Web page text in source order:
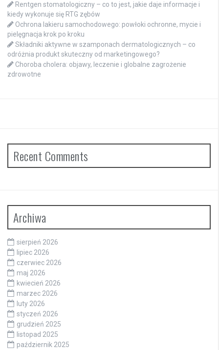
Rentgen stomatologiczny – co to jest, jakie daje informacje i
kiedy wykonuje się RTG zębów
Ochrona lakieru samochodowego: powłoki ochronne, mycie i
pielęgnacja krok po kroku
Składniki aktywne w szamponach dermatologicznych – co
odróżnia produkt skuteczny od marketingowego?
Choroba cholera: objawy, leczenie i globalne zagrożenie
zdrowotne
Recent Comments
Archiwa
sierpień 2026
lipiec 2026
czerwiec 2026
maj 2026
kwiecień 2026
marzec 2026
luty 2026
styczeń 2026
grudzień 2025
listopad 2025
październik 2025